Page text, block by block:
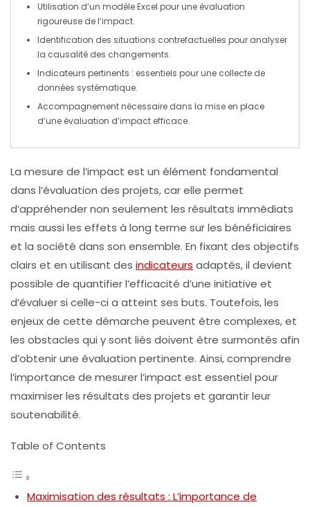
Utilisation d’un modèle Excel pour une évaluation
rigoureuse de l’impact.
Identification des situations contrefactuelles pour analyser
la causalité des changements.
Indicateurs pertinents : essentiels pour une collecte de
données systématique.
Accompagnementnécessaire dans la mise en place
d’une évaluation d’impact efficace.
La mesure de l’impact est un élément fondamental
dans l’évaluation des projets, car elle permet
d’appréhender non seulement les résultats immédiats
mais aussi les effets à long terme sur les bénéficiaires
et la société dans son ensemble. En fixant des objectifs
clairs et en utilisant des indicateurs adaptés, il devient
possible de quantifier l’efficacité d’une initiative et
d’évaluer si celle-ci a atteint ses buts. Toutefois, les
enjeux de cette démarche peuvent être complexes, et
les obstacles qui y sont liés doivent être surmontés afin
d’obtenir une évaluation pertinente. Ainsi, comprendre
l’importance de mesurer l’impact est essentiel pour
maximiser les résultats des projets et garantir leur
soutenabilité.
Table of Contents
Maximisation des résultats : L’importance de